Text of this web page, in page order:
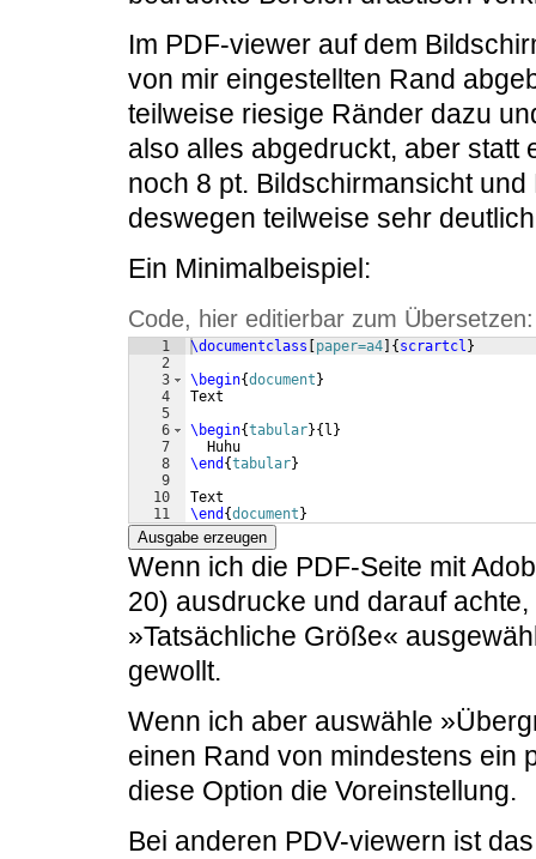
Im PDF-viewer auf dem
von mir eingestellten Rand
teilweise riesige Ränder dazu
also alles abgedruckt, aber statt
noch 8 pt. Bildschirmansicht
deswegen teilweise sehr
Ein Minimalbeispiel:
Code, hier editierbar zum Übersetzen:
1
2
3
4
5
6
7
8
9
10
11
\documentclass paper=a4 { scrartcl }
\begin{document }
Text
\begin{tabular}{ l }
  Huhu
\end {tabular}
Text
\end {document }
Ausgabe erzeugen
Wenn ich die PDF-Seite mit
20) ausdrucke und darauf
»Tatsächliche Größe«
gewollt.
Wenn ich aber auswähle
einen Rand von mindestens ein
diese Option die Voreinstellung.
Bei anderen PDV-viewern ist